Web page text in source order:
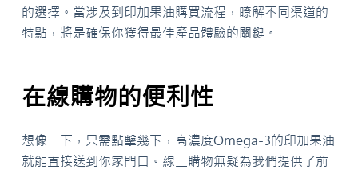
的選擇。當涉及到印加果油購買流程，瞭解不同渠道的
特點，將是確保你獲得最佳產品體驗的關鍵。
在線購物的便利性
想像一下，只需點擊幾下，高濃度Omega-3的印加果油
就能直接送到你家門口。線上購物無疑為我們提供了前